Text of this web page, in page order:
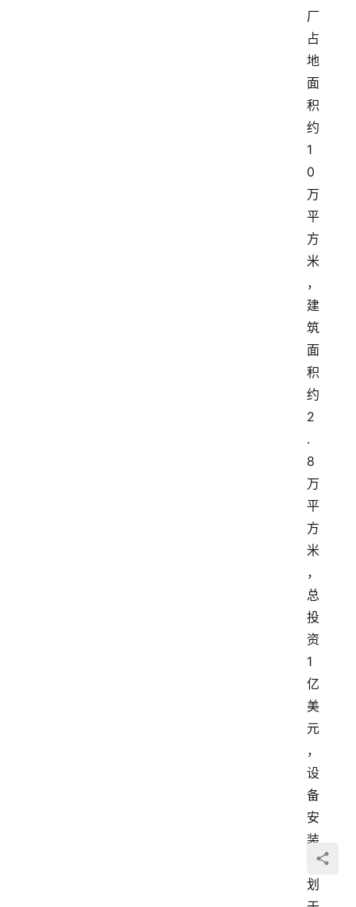
厂
占
地
面
积
约
1
0
万
平
方
米
，
建
筑
面
积
约
2
.
8
万
平
方
米
，
总
投
资
1
亿
美
元
，
设
备
安
装
计
划